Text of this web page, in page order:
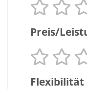
Preis/
Flexibilität